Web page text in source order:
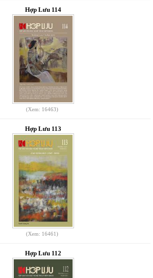
Hợp Lưu 114
(Xem: 16463)
Hợp Lưu 113
(Xem: 16461)
Hợp Lưu 112